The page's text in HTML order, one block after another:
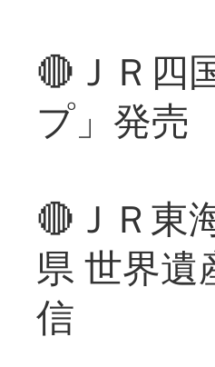
🔴ＪＲ四
プ」発売
🔴ＪＲ東
県 世界遺
信